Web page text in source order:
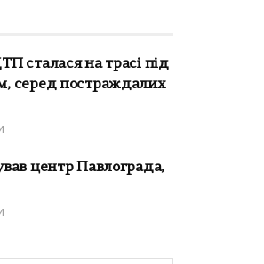
сталася на трасі під
серед постраждалих
центр Павлограда,